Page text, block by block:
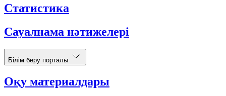
Статистика
Сауалнама нәтижелері
Білім беру порталы
Оқу материалдары